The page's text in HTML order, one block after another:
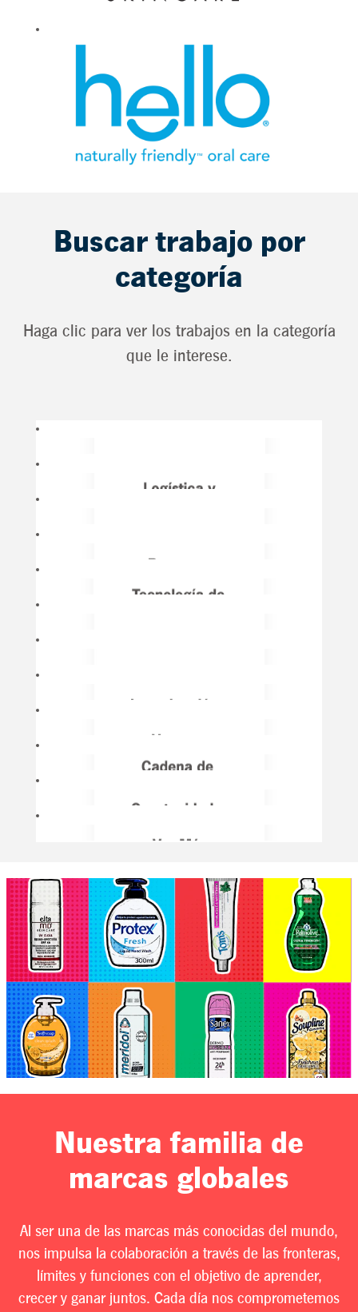
Buscar trabajo por
categoría
Haga clic para ver los trabajos en la categoría
que le interese.
Nuestra familia de
marcas globales
Al ser una de las marcas más conocidas del mundo,
nos impulsa la colaboración a través de las fronteras,
límites y funciones con el objetivo de aprender,
crecer y ganar juntos. Cada día nos comprometemos